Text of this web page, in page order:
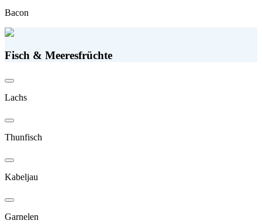
Bacon
Fisch & Meeresfrüchte
Lachs
Thunfisch
Kabeljau
Garnelen